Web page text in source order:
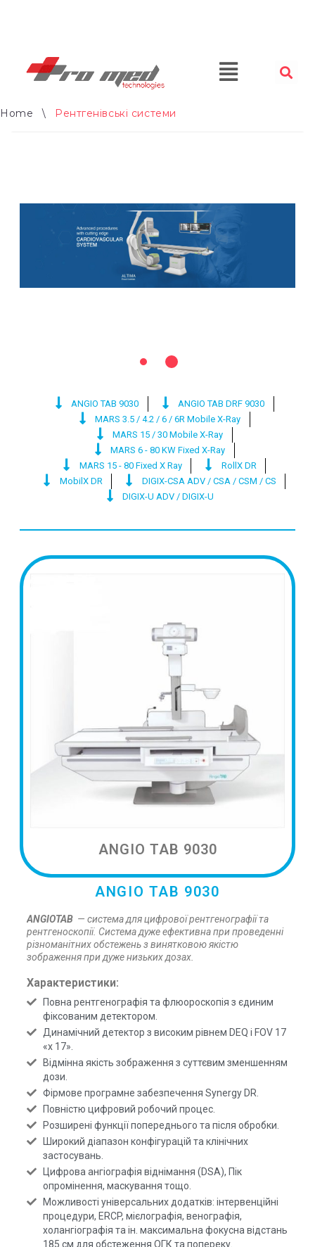
Home \ Рентгенівські системи
ANGIO TAB 9030
ANGIO TAB DRF 9030
MARS 3.5 / 4.2 / 6 / 6R Mobile X-Ray
MARS 15 / 30 Mobile X-Ray
MARS 6 - 80 KW Fixed X-Ray
MARS 15 - 80 Fixed X Ray
RollX DR
MobilX DR
DIGIX-CSA ADV / CSA / CSM / CS
DIGIX-U ADV / DIGIX-U
ANGIO TAB 9030
ANGIO TAB 9030
ANGIOTAB — система для цифрової рентгенографії та
рентгеноскопії. Система дуже ефективна при проведенні
різноманітних обстежень з винятковою якістю
зображення при дуже низьких дозах.
Характеристики:
Повна рентгенографія та флюороскопія з єдиним
фіксованим детектором.
Динамічний детектор з високим рівнем DEQ і FOV 17
«х 17».
Відмінна якість зображення з суттєвим зменшенням
дози.
Фірмове програмне забезпечення Synergy DR.
Повністю цифровий робочий процес.
Розширені функції попереднього та після обробки.
Широкий діапазон конфігурацій та клінічних
застосувань.
Цифрова ангіографія віднімання (DSA), Пік
опромінення, маскування тощо.
Можливості універсальних додатків: інтервенційні
процедури, ERCP, мієлографія, венографія,
холангіографія та ін. максимальна фокусна відстань
185 см для обстеження ОГК та попереку.